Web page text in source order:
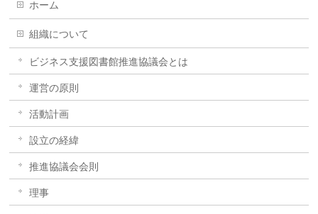
ホーム
組織について
ビジネス支援図書館推進協議会とは
運営の原則
活動計画
設立の経緯
推進協議会会則
理事